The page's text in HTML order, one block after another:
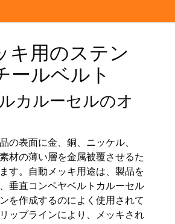
キ用のステン
ールベルト
カルーセルのオ
の表面に金、銅、ニッケル、
材の薄い層を金属被覆させるた
す。自動メッキ用途は、製品を
垂直コンベヤベルトカルーセル
を作成するのによく使用されて
ップラインにより、メッキされ